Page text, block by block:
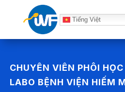
Tiếng Việt
CHUYÊN VIÊN PHÔI
LABO BỆNH VIỆN HIẾM